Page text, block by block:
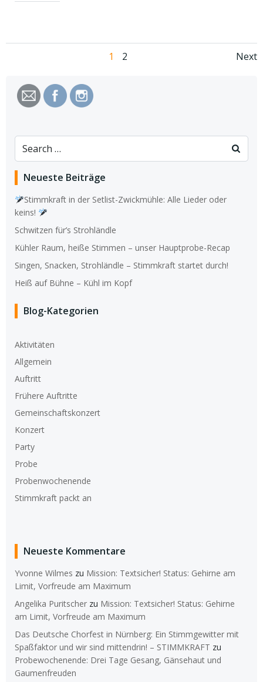
navigation
Page
1 Page
2 Next
Search
for:
Neueste Beiträge
Stimmkraft in der Setlist-Zwickmühle: Alle Lieder oder
keins!
Schwitzen für’s Strohländle
Kühler Raum, heiße Stimmen – unser Hauptprobe-Recap
Singen, Snacken, Strohländle – Stimmkraft startet durch!
Heiß auf Bühne – Kühl im Kopf
Blog-Kategorien
Aktivitäten
Allgemein
Auftritt
Frühere Auftritte
Gemeinschaftskonzert
Konzert
Party
Probe
Probenwochenende
Stimmkraft packt an
Neueste Kommentare
Yvonne Wilmes zu Mission: Textsicher! Status: Gehirne am
Limit, Vorfreude am Maximum
Angelika Puritscher zu Mission: Textsicher! Status: Gehirne
am Limit, Vorfreude am Maximum
Das Deutsche Chorfest in Nürnberg: Ein Stimmgewitter mit
Spaßfaktor und wir sind mittendrin! – STIMMKRAFT zu
Probewochenende: Drei Tage Gesang, Gänsehaut und
Gaumenfreuden